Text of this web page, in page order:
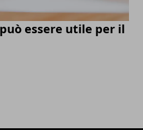
può essere utile per il